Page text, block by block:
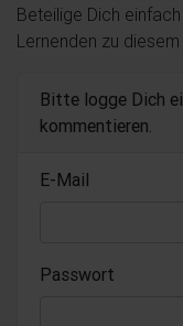
Beteilige Dich
Lernenden zu diesem
Bitte logge Dich
kommentieren.
E-Mail
Passwort